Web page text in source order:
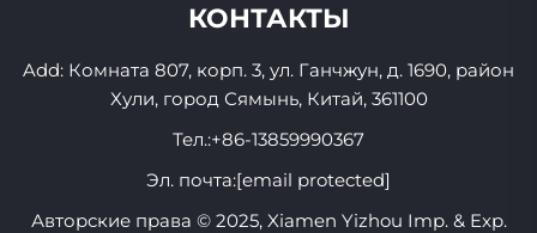
КОНТАКТЫ
Add: Комната 807, корп. 3, ул. Ганчжун, д. 1690, район
Хули, город Сямынь, Китай, 361100
Тел.:+86-13859990367
Эл. почта:[email protected]
Авторские права © 2025, Xiamen Yizhou Imp. & Exp.